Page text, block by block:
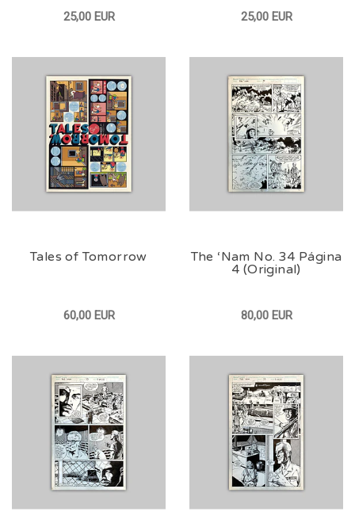
25,00 EUR 25,00 EUR
Tales of Tomorrow
60,00 EUR
The ‘Nam No. 34 Página
4 (Original)
80,00 EUR